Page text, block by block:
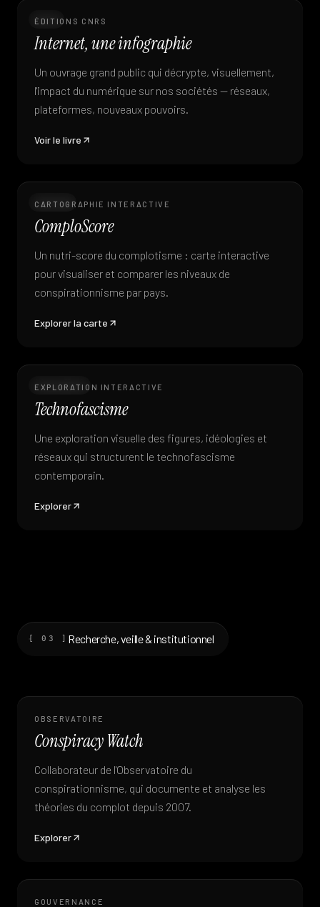
Livre
ÉDITIONS CNRS
Internet, une infographie
Un ouvrage grand public qui décrypte, visuellement,
l'impact du numérique sur nos sociétés — réseaux,
plateformes, nouveaux pouvoirs.
Voir le livre
Data viz
CARTOGRAPHIE INTERACTIVE
ComploScore
Un nutri-score du complotisme : carte interactive
pour visualiser et comparer les niveaux de
conspirationnisme par pays.
Explorer la carte
Infographie
EXPLORATION INTERACTIVE
Technofascisme
Une exploration visuelle des figures, idéologies et
réseaux qui structurent le technofascisme
contemporain.
Explorer
[ 03 ] Recherche, veille & institutionnel
OBSERVATOIRE
Conspiracy Watch
Collaborateur de l'Observatoire du
conspirationnisme, qui documente et analyse les
théories du complot depuis 2007.
Explorer
GOUVERNANCE